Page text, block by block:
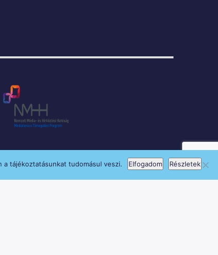
a tájékoztatásunkat tudomásul veszi. Elfogadom Részletek